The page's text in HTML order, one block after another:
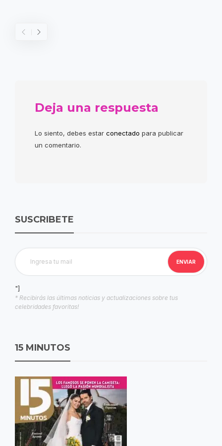
Deja una respuesta
Lo siento, debes estar conectado para publicar
un comentario.
SUSCRIBETE
"]
* Recibirás las últimas noticias y actualizaciones sobre tus
celebridades favoritas!
15 MINUTOS